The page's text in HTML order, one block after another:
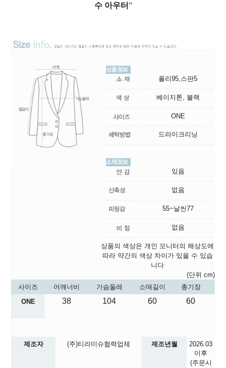
수 아우터”
폴리95,스판5
베이지톤, 블랙
ONE
드라이크리닝
있음
없음
55~날씬77
없음
상품의 색상은 개인 모니터의 해상도에
따라 약간의 색상 차이가 있을 수 있습
니다
(단위 cm)
사이즈
어깨너비 가슴둘레 소매길이
총기장
ONE
38 104 60 60
제조자 (주)티라미슈협력업체 제조년월
2026.03
이후
(주문시